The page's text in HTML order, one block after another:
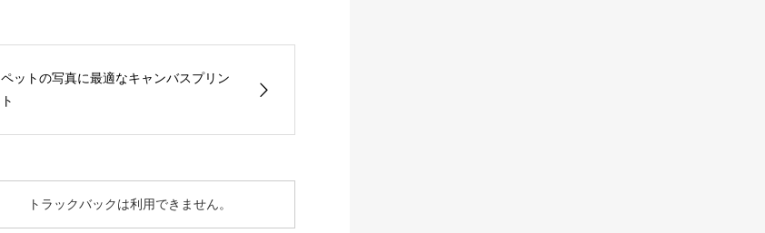
ペットの写真に最適なキャンバスプリン
ト
トラックバックは利用できません。